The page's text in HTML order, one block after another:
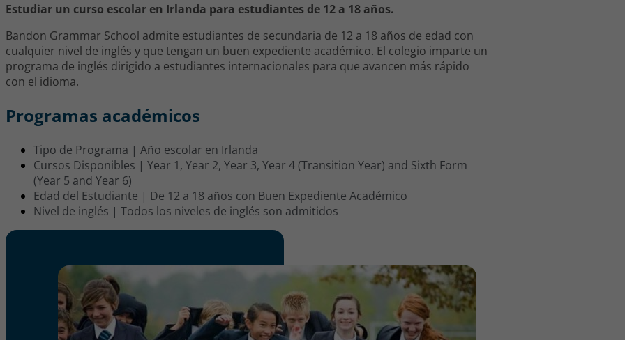
Estudiar un curso escolar en Irlanda para estudiantes de 12 a 18 años.
Bandon Grammar School admite estudiantes de secundaria de 12 a 18 años de edad con
cualquier nivel de inglés y que tengan un buen expediente académico. El colegio imparte un
programa de inglés dirigido a estudiantes internacionales para que avancen más rápido
con el idioma.
Programas académicos
Tipo de Programa | Año escolar en Irlanda
Cursos Disponibles | Year 1, Year 2, Year 3, Year 4 (Transition Year) and Sixth Form
(Year 5 and Year 6)
Edad del Estudiante | De 12 a 18 años con Buen Expediente Académico
Nivel de inglés | Todos los niveles de inglés son admitidos